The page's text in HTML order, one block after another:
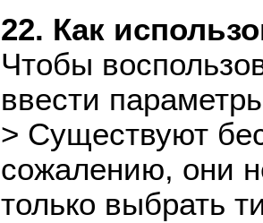
22. Как
Чтобы
ввести
> Существуют
сожалению, они
только выбрать